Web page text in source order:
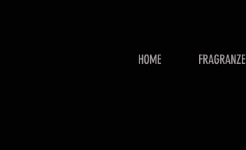
HOME FRAGRANZE